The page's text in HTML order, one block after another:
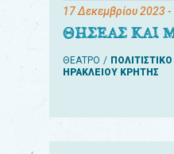
17 Δεκεμβρίου 2023-
ΘΗΣΕΑΣ ΚΑΙ
ΘΕΑΤΡΟ
ΗΡΑΚΛΕΙΟΥ ΚΡΗΤΗΣ